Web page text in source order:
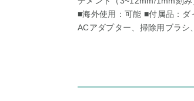
■海外使用：可能 ■付属品：ダ
ACアダプター、掃除用ブラシ